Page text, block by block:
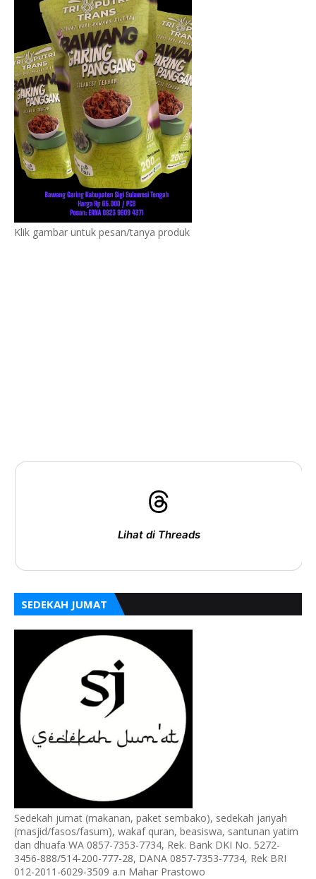
Klik gambar untuk pesan/tanya produk
Lihat di Threads
SEDEKAH JUMAT
Sedekah jumat (makanan, paket sembako), sedekah jariyah
(masjid/fasos/fasum), wakaf quran, beasiswa, santunan yatim
dan dhuafa WA 0857-7353-7734, Rek. Bank DKI No. 5272-
3456-888/514-200-777-28, DANA 0857-7353-7734, Rek BRI
012-2011-6029-3509 a.n Mahar Prastowo